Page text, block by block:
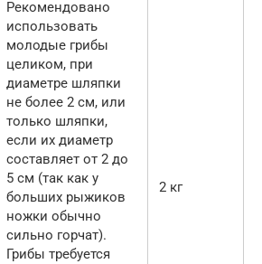
Рекомендовано
использовать
молодые грибы
целиком, при
диаметре шляпки
не более 2 см, или
только шляпки,
если их диаметр
составляет от 2 до
5 см (так как у
больших рыжиков
ножки обычно
сильно горчат).
Грибы требуется
2 кг